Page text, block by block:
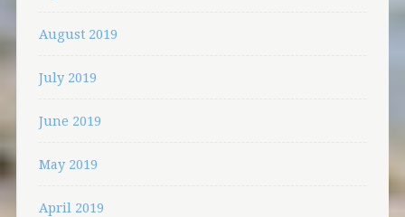
August 2019
July 2019
June 2019
May 2019
April 2019